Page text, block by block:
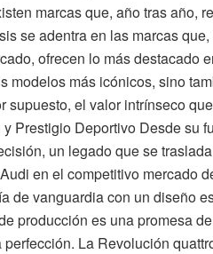
marcas que, año tras año,
se adentra en las marcas
ofrecen lo más destacado
modelos más icónicos, sino
supuesto, el valor intrínseco
Prestigio Deportivo Desde su
un legado que se
en el competitivo mercado
de vanguardia con un diseño
producción es una promesa
La Revolución